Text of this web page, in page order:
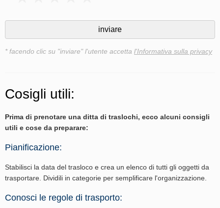
* facendo clic su "inviare" l'utente accetta l'Informativa sulla privacy
Cosigli utili:
Prima di prenotare una ditta di traslochi, ecco alcuni consigli
utili e cose da preparare:
Pianificazione:
Stabilisci la data del trasloco e crea un elenco di tutti gli oggetti da
trasportare. Dividili in categorie per semplificare l'organizzazione.
Conosci le regole di trasporto: